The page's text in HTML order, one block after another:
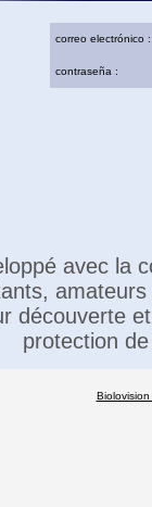
correo electrónico :
contraseña :
avec la
découverte
protection
Biolovision